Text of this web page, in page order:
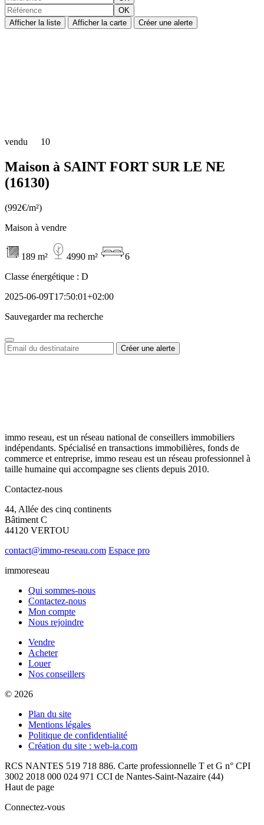
OK
Afficher la liste
Afficher la carte Créer une alerte
vendu 10
Maison à SAINT FORT SUR LE NE
(16130)
(992€/m²)
Maison à vendre
189 m² 4990 m²
6
Classe énergétique : D
2025-06-09T17:50:01+02:00
Sauvegarder ma recherche
immo reseau, est un réseau national de conseillers immobiliers
indépendants. Spécialisé en transactions immobilières, fonds de
commerce et entreprise, immo reseau est un réseau professionnel à
taille humaine qui accompagne ses clients depuis 2010.
Contactez-nous
44, Allée des cinq continents
Bâtiment C
44120 VERTOU
contact@immo-reseau.com Espace pro
immoreseau
Qui sommes-nous
Contactez-nous
Mon compte
Nous rejoindre
Vendre
Acheter
Louer
Nos conseillers
© 2026
Plan du site
Mentions légales
Politique de confidentialité
Création du site : web-ia.com
RCS NANTES 519 718 886. Carte professionnelle T et G n° CPI
3002 2018 000 024 971 CCI de Nantes-Saint-Nazaire (44)
Haut de page
Connectez-vous